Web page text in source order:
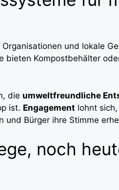
und lokale
bieten Kompostbehälter
die umweltfreundliche
ist. Engagement lohnt
und Bürger ihre Stimme
noch